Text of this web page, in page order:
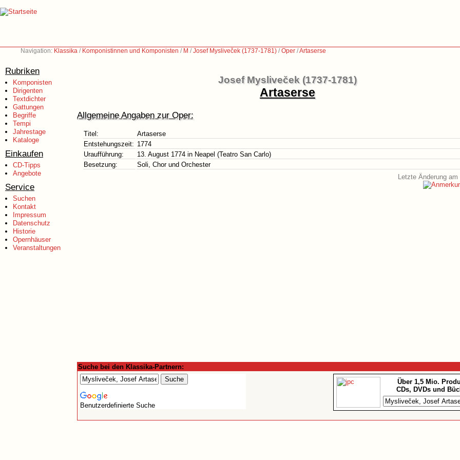
Navigation: Klassika / Komponistinnen und Komponisten / M /Josef Mysliveček (1737-1781) /Oper /Artaserse
Rubriken
Komponisten
Dirigenten
Textdichter
Gattungen
Begriffe
Tempi
Jahrestage
Kataloge
Einkaufen
CD-Tipps
Angebote
Service
Suchen
Kontakt
Impressum
Datenschutz
Historie
Opernhäuser
Veranstaltungen
Josef Mysliveček (1737-1781)
Artaserse
Allgemeine Angaben zur Oper:
Titel:
Artaserse
Entstehungszeit: 1774
Uraufführung:
13. August 1774 in Neapel (Teatro San Carlo)
Besetzung:
Soli, Chor und Orchester
Letzte Änderung
Suche bei den Klassika-Partnern:
Benutzerdefinierte Suche
Über 1,5 Mio.
CDs, DVDs und